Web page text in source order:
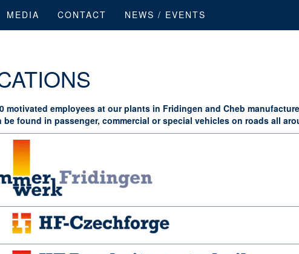
MEDIA CONTACT NEWS / EVENTS
motivated employees at our plants in Fridingen and Cheb
be found in passenger, commercial or special vehicles on roads all